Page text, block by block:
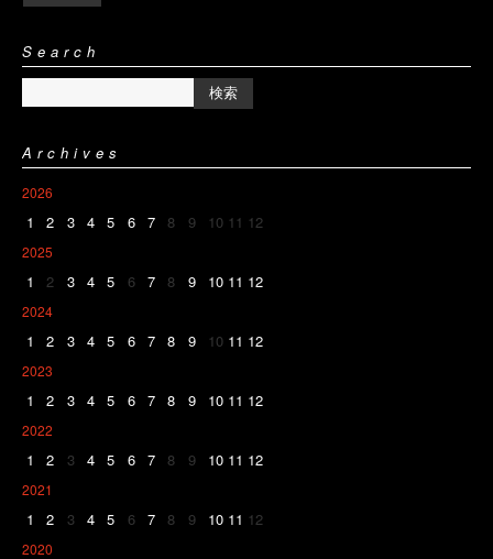
Search
Archives
2026
1 2 3 4 5 6 7 8 9 10 11 12
2025
1 2 3 4 5 6 7 8 9 10 11 12
2024
1 2 3 4 5 6 7 8 9 10 11 12
2023
1 2 3 4 5 6 7 8 9 10 11 12
2022
1 2 3 4 5 6 7 8 9 10 11 12
2021
1 2 3 4 5 6 7 8 9 10 11 12
2020